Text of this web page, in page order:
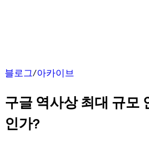
블로그/아카이브
구글 역사상 최대 규모
인가?